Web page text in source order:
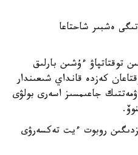
ەشبىر شاحتاعا
توقتاتپاۋ ءۇشىن بارلىق
كەزدە قانداي شىعىندار
جاعىمسىز اسەرى بولۋى
روبوت ءيت تەكسەرۋى